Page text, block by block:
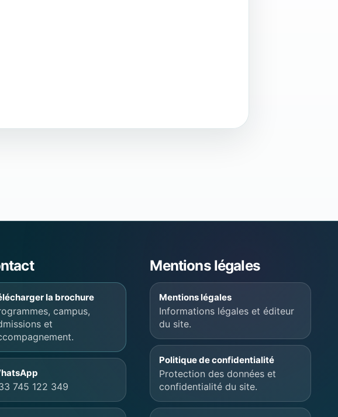
la brochure
campus,
et
745 122 349
Mentions légales
Mentions légales
Informations légales et éditeur
du site.
Politique de confidentialité
Protection des données et
confidentialité du site.